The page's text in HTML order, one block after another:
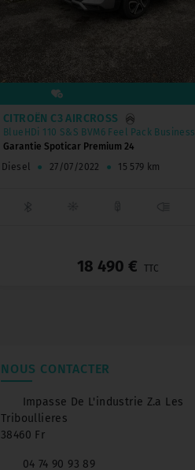
CITROËN C3 AIRCROSS
BlueHDi 110 S&S BVM6 Feel Pack Business
Garantie Spoticar Premium 24
Diesel
● 27/07/2022 ● 15 579 km
18 490 € TTC
NOUS CONTACTER
Impasse De L'industrie Z.a Les
Triboullieres
38460 Fr
04 74 90 93 89